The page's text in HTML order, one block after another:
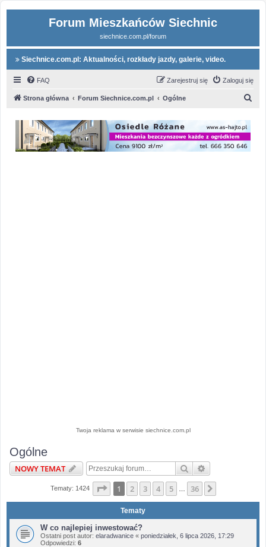
Forum Mieszkańców Siechnic
siechnice.com.pl/forum
Siechnice.com.pl: Aktualności, rozkłady jazdy, galerie, video.
FAQ Zaloguj się
Zarejestruj się
Strona główna Forum Siechnice.com.pl Ogólne
Twoja reklama w serwisie siechnice.com.pl
Ogólne
NOWY TEMAT Szukaj
Tematy: 1424 Strona1 z36
1 2 3 4 5 36
Tematy
W co najlepiej inwestować?
Ostatni post autor: elaradwanice « poniedziałek, 6 lipca 2026, 17:29
Odpowiedzi: 6